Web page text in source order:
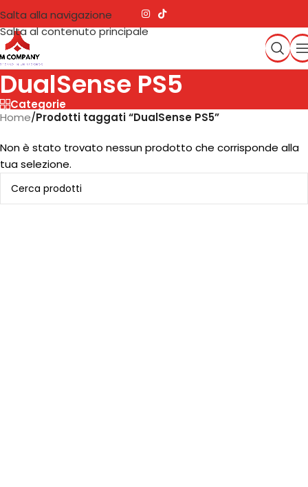
Salta alla navigazione
Salta al contenuto principale
DualSense PS5
Categorie
Home/Prodotti taggati “DualSense PS5”
Non è stato trovato nessun prodotto che corrisponde alla
tua selezione.